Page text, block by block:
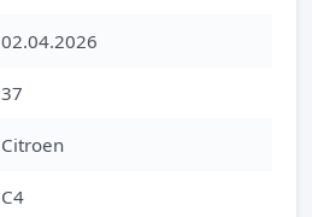
02.04.2026
37
Citroen
C4